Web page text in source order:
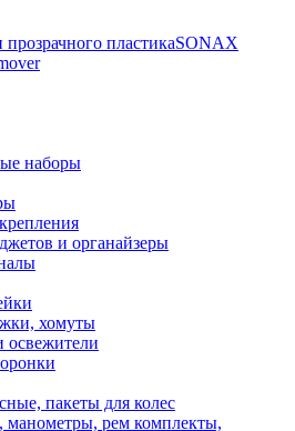
пластикаSONAX
наборы
и органайзеры
хомуты
освежители
пакеты для колес
манометры, рем комплекты,